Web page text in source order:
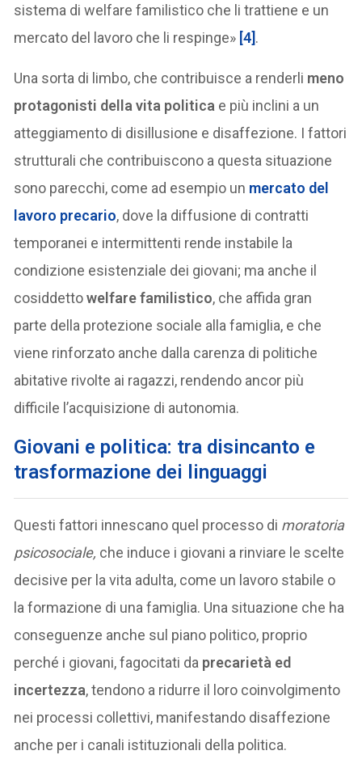
sistema di welfare familistico che li trattiene e un
mercato del lavoro che li respinge» [4].
Una sorta di limbo, che contribuisce a renderli meno
protagonisti della vita politica e più inclini a un
atteggiamento di disillusione e disaffezione. I fattori
strutturali che contribuiscono a questa situazione
sono parecchi, come ad esempio un mercato del
lavoro precario, dove la diffusione di contratti
temporanei e intermittenti rende instabile la
condizione esistenziale dei giovani; ma anche il
cosiddettowelfare familistico, che affida gran
parte della protezione sociale alla famiglia, e che
viene rinforzato anche dalla carenza di politiche
abitative rivolte ai ragazzi, rendendo ancor più
difficile l’acquisizione di autonomia.
Giovani e politica: tra disincanto e
trasformazione dei linguaggi
Questi fattori innescano quel processo di moratoria
psicosociale, che induce i giovani a rinviare le scelte
decisive per la vita adulta, come un lavoro stabile o
la formazione di una famiglia. Una situazione che ha
conseguenze anche sul piano politico, proprio
perché i giovani, fagocitati da precarietà ed
incertezza, tendono a ridurre il loro coinvolgimento
nei processi collettivi, manifestando disaffezione
anche per i canali istituzionali della politica.